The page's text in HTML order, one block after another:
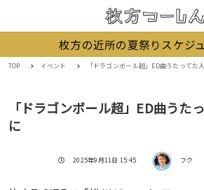
枚方の近所の夏祭りスケジ
TOP イベント 「ドラゴンボール超」ED曲うたってた
「ドラゴンボール超」ED曲うた
に
投稿日
2025年9月11日 15:45 著者 フク